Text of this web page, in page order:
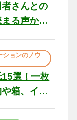
さんとの
る声かけ
22）
ションのノウ
選！一枚
箱、イン